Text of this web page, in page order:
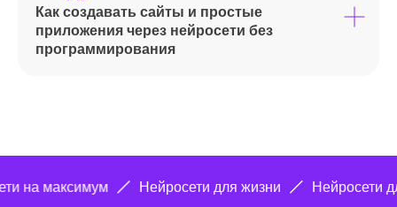
Как создавать сайты и простые
приложения через нейросети без
программирования
на максимум Нейросети для жизни